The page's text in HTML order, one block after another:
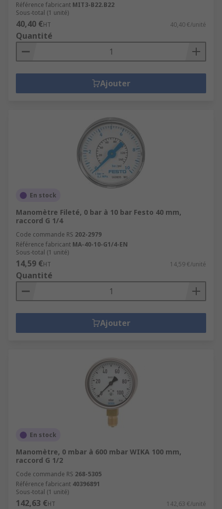
Référence fabricant MIT3-B22.B22
Sous-total (1 unité)
40,40 €HT 40,40 €/unité
Quantité
Ajouter
En stock
Manomètre Fileté, 0 bar à 10 bar Festo 40 mm,
raccord G 1/4
Code commande RS 202-2979
Référence fabricant MA-40-10-G1/4-EN
Sous-total (1 unité)
14,59 €HT 14,59 €/unité
Quantité
Ajouter
En stock
Manomètre, 0 mbar à 600 mbar WIKA 100 mm,
raccord G 1/2
Code commande RS 268-5305
Référence fabricant 40396891
Sous-total (1 unité)
142,63 €HT 142,63 €/unité